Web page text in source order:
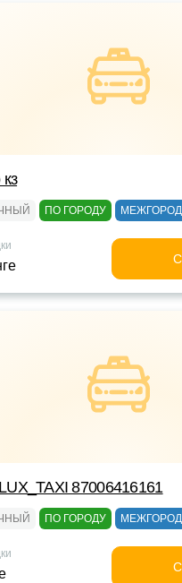
ПО ГОРОДУ МЕЖГОРОД
87006416161
ПО ГОРОДУ МЕЖГОРОД